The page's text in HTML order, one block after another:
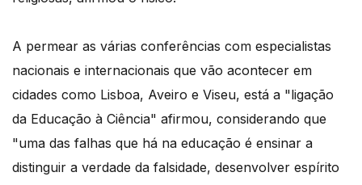
A permear as várias conferências com especialistas
nacionais e internacionais que vão acontecer em
cidades como Lisboa, Aveiro e Viseu, está a "ligação
da Educação à Ciência" afirmou, considerando que
"uma das falhas que há na educação é ensinar a
distinguir a verdade da falsidade, desenvolver espírito